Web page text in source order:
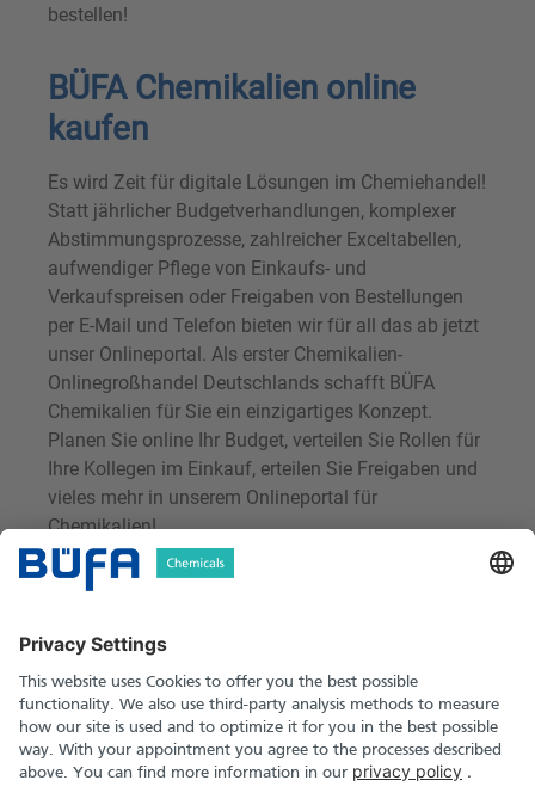
bestellen!
BÜFA Chemikalien online
kaufen
Es wird Zeit für digitale Lösungen im Chemiehandel!
Statt jährlicher Budgetverhandlungen, komplexer
Abstimmungsprozesse, zahlreicher Exceltabellen,
aufwendiger Pflege von Einkaufs- und
Verkaufspreisen oder Freigaben von Bestellungen
per E-Mail und Telefon bieten wir für all das ab jetzt
unser Onlineportal. Als erster Chemikalien-
Onlinegroßhandel Deutschlands schafft BÜFA
Chemikalien für Sie ein einzigartiges Konzept.
Planen Sie online Ihr Budget, verteilen Sie Rollen für
Ihre Kollegen im Einkauf, erteilen Sie Freigaben und
vieles mehr in unserem Onlineportal für
Chemikalien!
Weg vom traditionellen Chemikalienhandel, hin zur